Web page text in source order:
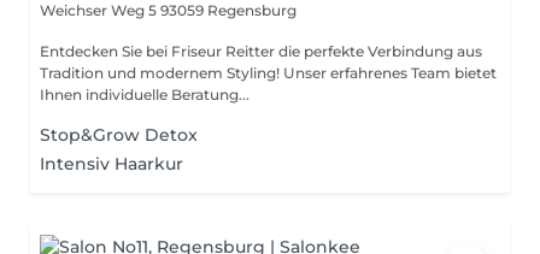
Weichser Weg 5 93059 Regensburg
Entdecken Sie bei Friseur Reitter die perfekte Verbindung aus
Tradition und modernem Styling! Unser erfahrenes Team bietet
Ihnen individuelle Beratung...
Stop&Grow Detox
Intensiv Haarkur